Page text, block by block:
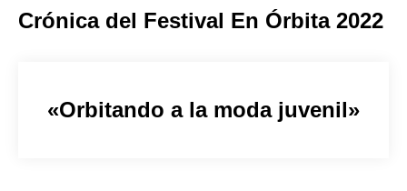
Crónica del Festival En Órbita 2022
«Orbitando a la moda juvenil»